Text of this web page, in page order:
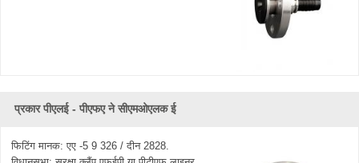
प्रकार पीएलई - पीएफए ​​ने सीएमओएलक ई
फिटिंग मानक: एए -5 9 326 / दीन 2828.